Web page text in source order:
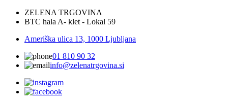
ZELENA TRGOVINA
BTC hala A- klet - Lokal 59
Ameriška ulica 13, 1000 Ljubljana
01 810 90 32
info@zelenatrgovina.si